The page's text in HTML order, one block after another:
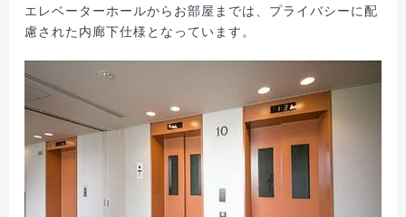
エレベーターホールからお部屋までは、プライバシーに配
慮された内廊下仕様となっています。